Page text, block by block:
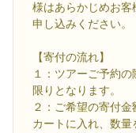
様はあらかじめお客
申し込みください。
【寄付の流れ】
１：ツアーご予約
限りとなります。
２：ご希望の寄付
カートに入れ、数量